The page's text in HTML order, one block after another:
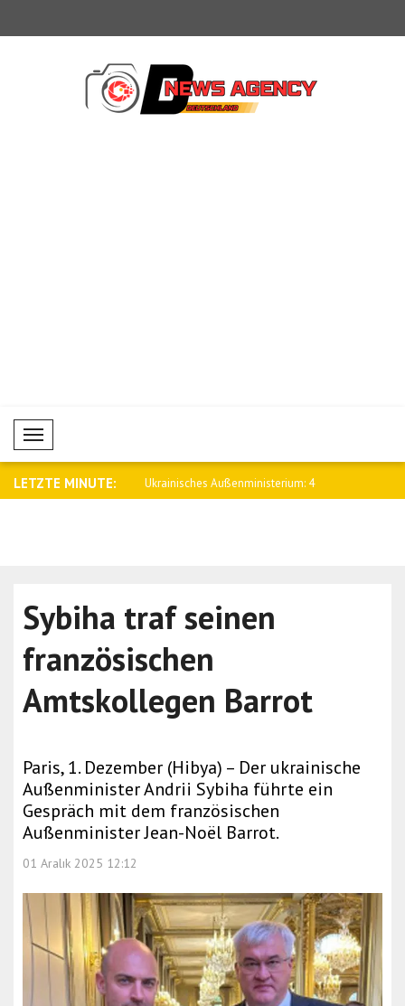
Mobil Menü
LETZTE MINUTE:
Außenministerium: 4 Israelische Armee: Verdächtiges
Sybiha traf seinen
französischen
Amtskollegen Barrot
Paris, 1. Dezember (Hibya) – Der ukrainische
Außenminister Andrii Sybiha führte ein
Gespräch mit dem französischen
Außenminister Jean-Noël Barrot.
01 Aralık 2025 12:12